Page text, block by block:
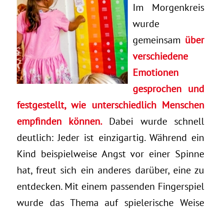
Im Morgenkreis
wurde
gemeinsam über
verschiedene
Emotionen
gesprochen und
festgestellt, wie unterschiedlich Menschen
empfinden können. Dabei wurde schnell
deutlich: Jeder ist einzigartig. Während ein
Kind beispielweise Angst vor einer Spinne
hat, freut sich ein anderes darüber, eine zu
entdecken. Mit einem passenden Fingerspiel
wurde das Thema auf spielerische Weise